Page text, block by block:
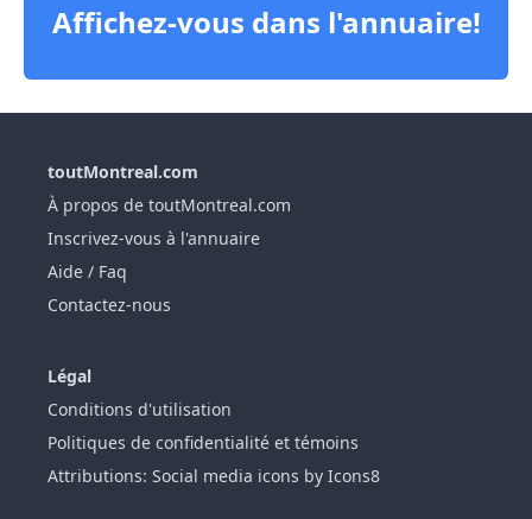
Affichez-vous dans l'annuaire!
toutMontreal.com
À propos de toutMontreal.com
Inscrivez-vous à l'annuaire
Aide / Faq
Contactez-nous
Légal
Conditions d'utilisation
Politiques de confidentialité et témoins
Attributions: Social media icons by Icons8